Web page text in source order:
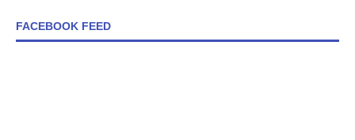
FACEBOOK FEED